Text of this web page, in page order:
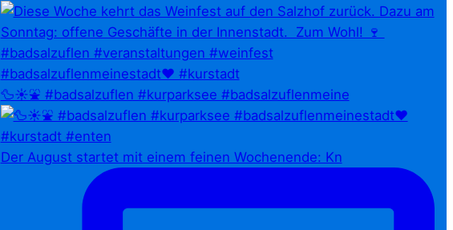
🦆☀️⛲ #badsalzuflen #kurparksee #badsalzuflenmeine
Der August startet mit einem feinen Wochenende: Kn